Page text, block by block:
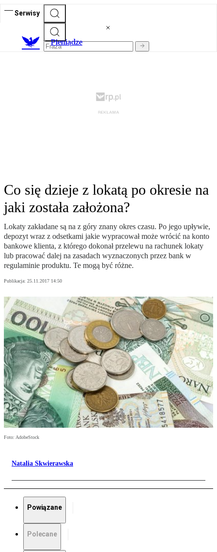
Serwisy
Pieniądze
Co się dzieje z lokatą po okresie na
jaki została założona?
Lokaty zakładane są na z góry znany okres czasu. Po jego upływie,
depozyt wraz z odsetkami jakie wypracował może wrócić na konto
bankowe klienta, z którego dokonał przelewu na rachunek lokaty
lub pracować dalej na zasadach wyznaczonych przez bank w
regulaminie produktu. Te mogą być różne.
Publikacja: 25.11.2017 14:50
Foto: AdobeStock
Natalia Skwierawska
Powiązane
Polecane